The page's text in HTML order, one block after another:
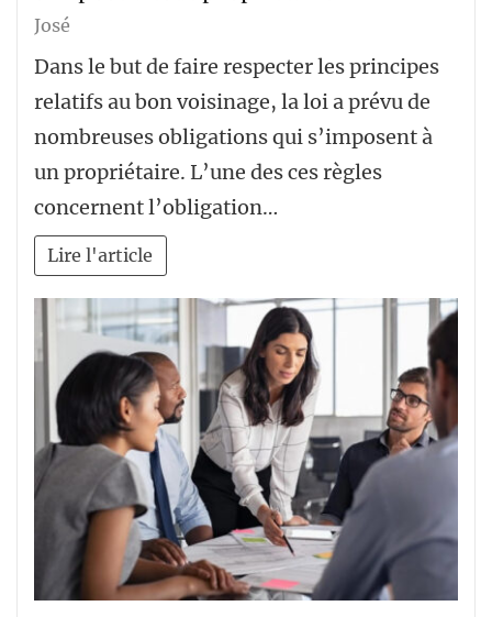
José
Dans le but de faire respecter les principes
relatifs au bon voisinage, la loi a prévu de
nombreuses obligations qui s’imposent à
un propriétaire. L’une des ces règles
concernent l’obligation…
Lire l'article